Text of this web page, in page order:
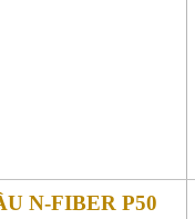
N-FIBER P50